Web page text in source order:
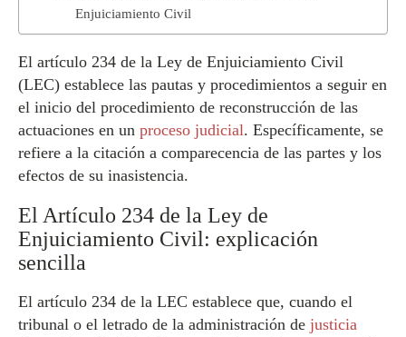
Enjuiciamiento Civil
El artículo 234 de la Ley de Enjuiciamiento Civil
(LEC) establece las pautas y procedimientos a seguir en
el inicio del procedimiento de reconstrucción de las
actuaciones en un proceso judicial. Específicamente, se
refiere a la citación a comparecencia de las partes y los
efectos de su inasistencia.
El Artículo 234 de la Ley de
Enjuiciamiento Civil: explicación
sencilla
El artículo 234 de la LEC establece que, cuando el
tribunal o el letrado de la administración de justicia